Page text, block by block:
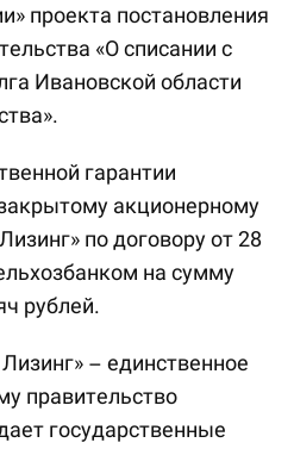
проекта постановления
«О списании с
Ивановской области
гарантии
акционерному
по договору от 28
на сумму
рублей.
– единственное
правительство
государственные